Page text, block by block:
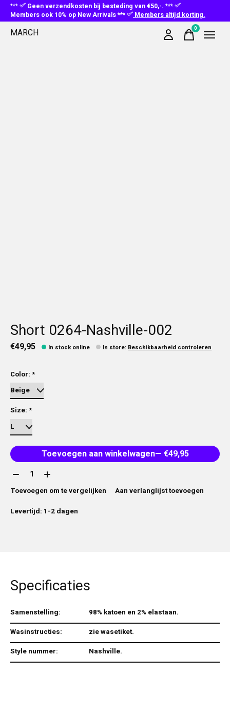
***
Geen verzendkosten bij besteding van €50,-. ***
Members ook 10% op New Arrivals ***
Members altijd korting.
MARCH 0items
Short 0264-Nashville-002
€49,95 In stock online In store: Beschikbaarheid controleren
Color: *
Size: *
Toevoegen aan winkelwagen
— €49,95
Aantal:
Toevoegen om te vergelijken
Aan verlanglijst toevoegen
Levertijd: 1-2 dagen
Specificaties
Samenstelling:
98% katoen en 2% elastaan.
Wasinstructies:
zie wasetiket.
Style nummer:
Nashville.